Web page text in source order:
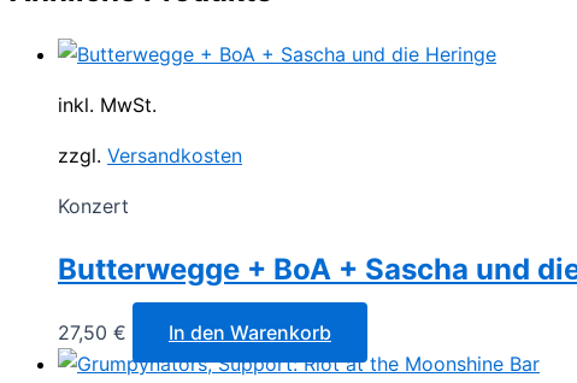
inkl. MwSt.
zzgl. Versandkosten
Konzert
Butterwegge + BoA + Sascha und
27,50 € In den Warenkorb